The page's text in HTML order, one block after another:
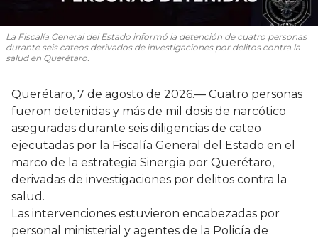
La Fiscalía General del Estado informó la detención de cuatro personas
durante seis cateos derivados de investigaciones por delitos contra la
salud en Querétaro.
Querétaro, 7 de agosto de 2026.— Cuatro personas
fueron detenidas y más de mil dosis de narcótico
aseguradas durante seis diligencias de cateo
ejecutadas por la Fiscalía General del Estado en el
marco de la estrategia Sinergia por Querétaro,
derivadas de investigaciones por delitos contra la
salud.
Las intervenciones estuvieron encabezadas por
personal ministerial y agentes de la Policía de